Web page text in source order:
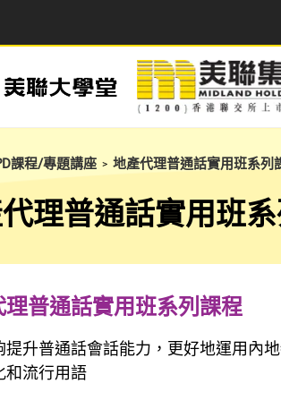
課程/專題講座 > 地產代理普通話實用班系列
理普通話實用班
理普通話實用班系列課程
提升普通話會話能力，更好地運用內
和流行用語